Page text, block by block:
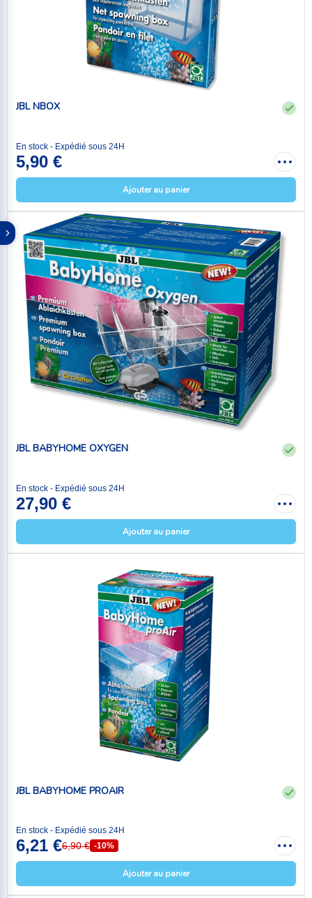
JBL NBOX
En stock - Expédié sous 24H
5,90 €
Ajouter au panier
JBL BABYHOME OXYGEN
En stock - Expédié sous 24H
27,90 €
Ajouter au panier
JBL BABYHOME PROAIR
En stock - Expédié sous 24H
6,21 €6,90 € -10%
Ajouter au panier